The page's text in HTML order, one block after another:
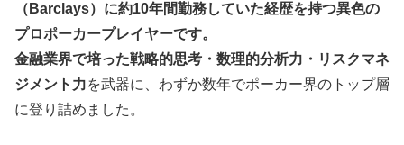
（Barclays）に約10年間勤務していた経歴を持つ異色の
プロポーカープレイヤーです。
金融業界で培った戦略的思考・数理的分析力・リスクマネ
ジメント力を武器に、わずか数年でポーカー界のトップ層
に登り詰めました。